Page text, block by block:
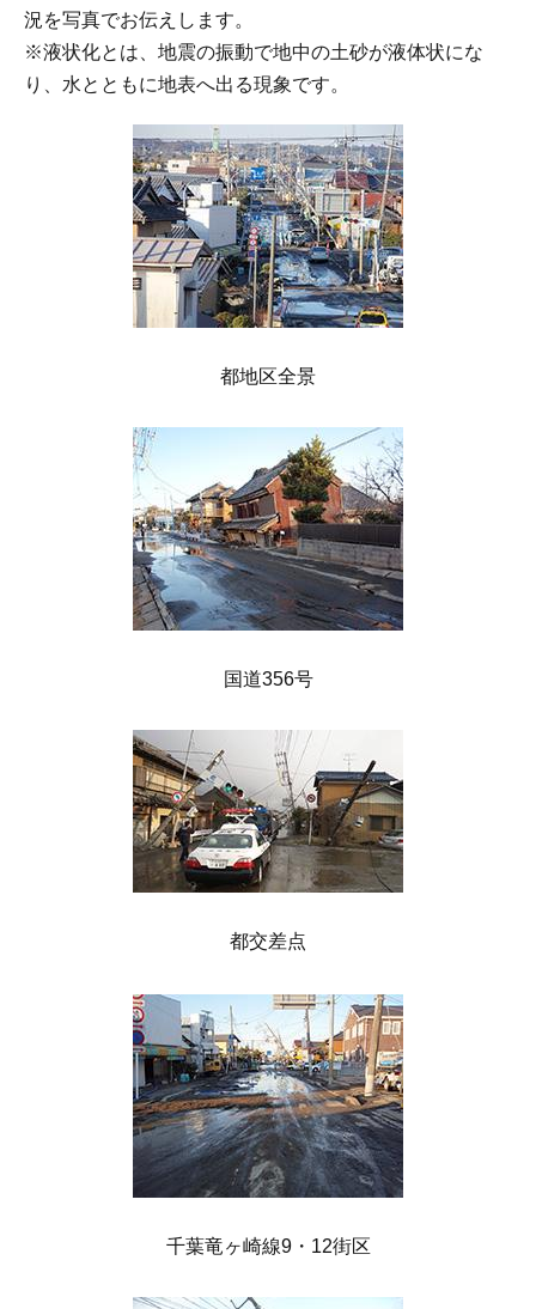
況を写真でお伝えします。
※液状化とは、地震の振動で地中の土砂が液体状にな
り、水とともに地表へ出る現象です。
都地区全景
国道356号
都交差点
千葉竜ヶ崎線9・12街区